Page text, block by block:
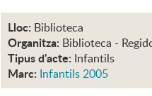
Lloc: Biblioteca
Organitza: Biblioteca -
Tipus d'acte: Infantils
Marc: Infantils 2005